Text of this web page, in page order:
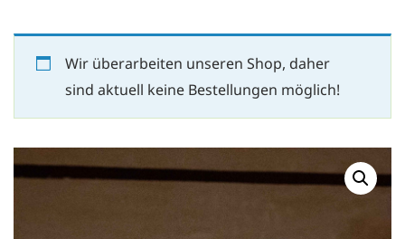
Wir überarbeiten unseren Shop, daher
sind aktuell keine Bestellungen möglich!